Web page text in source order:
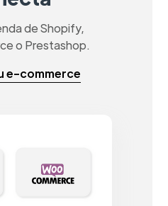
de Shopify,
o Prestashop.
e-commerce